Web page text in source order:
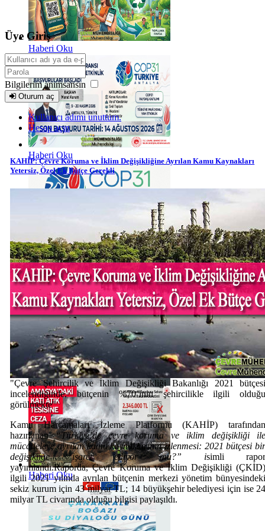
Haberi Oku
Haberi Oku
Haberi Oku
Haberi Oku
Haberi Oku
Üye Giriş
Bilgilerim anımsansın
Oturum aç
Kullanıcı adımı unuttum.
Hesap açın
KAHİP: Çevre Koruma ve İklim Değişikliğine Ayrılan Kamu Kaynakları
Yetersiz, Özel Ek Bütçe Gerekli
"Çevre Şehircilik ve İklim Değişikliği Bakanlığı 2021
incelendiğinde, bütçenin %70’inin şehircilikle ilgili
görülmekte"
Kamu Harcamaları İzleme Platformu (KAHİP)
hazırlanan“Türkiye’de çevre koruma ve iklim değişikliği
mücadeleye ayrılan kamu kaynaklarının izlenmesi: 2021 bütçesi
değişikliğe işaret ediyor mu?” isimli
yayımlandı.Raporda, Çevre Koruma ve İklim Değişikliği
ilgili 2021 yılında ayrılan bütçenin merkezi yönetim
sekiz kurum için 43 milyar TL; 14 büyükşehir belediyesi için ise
milyar TL civarında olduğu bilgisi paylaşıldı.